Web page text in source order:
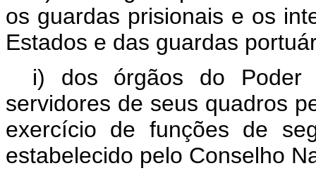
os guardas prisionais e os
Estados e das guardas
i) dos órgãos do Poder
servidores de seus quadros
exercício de funções de
estabelecido pelo Conselho